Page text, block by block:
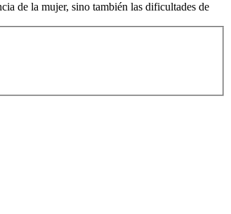
de la mujer, sino también las dificultades de